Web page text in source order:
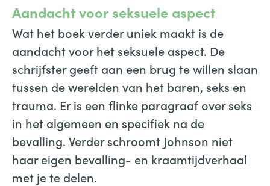
Aandacht voor seksuele aspect
Wat het boek verder uniek maakt is de
aandacht voor het seksuele aspect. De
schrijfster geeft aan een brug te willen slaan
tussen de werelden van het baren, seks en
trauma. Er is een flinke paragraaf over seks
in het algemeen en specifiek na de
bevalling. Verder schroomt Johnson niet
haar eigen bevalling- en kraamtijdverhaal
met je te delen.